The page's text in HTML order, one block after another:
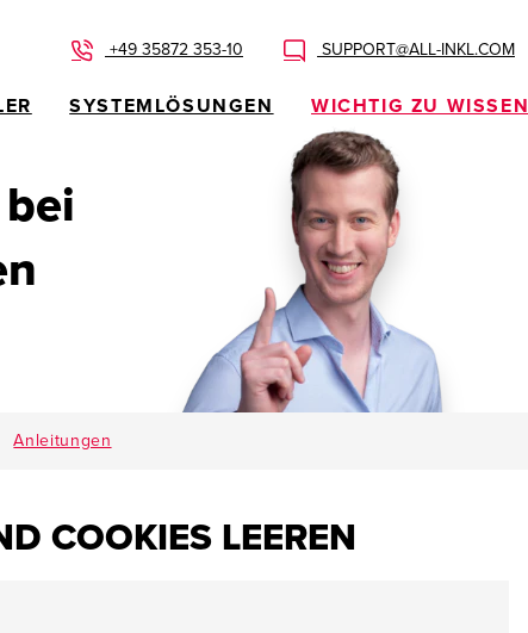
+49 35872 353-10 SUPPORT@ALL-INKL.COM
SYSTEMLÖSUNGEN WICHTIG ZU WISSEN
Anleitungen
COOKIES LEEREN